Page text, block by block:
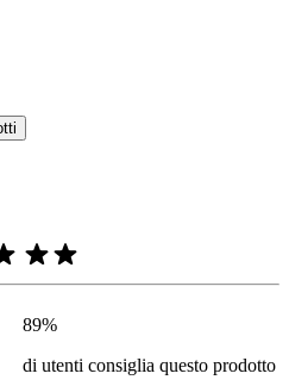
Bazaarvoice e sono conformi
in stelle da parte degli
89%
di utenti consiglia questo prodotto